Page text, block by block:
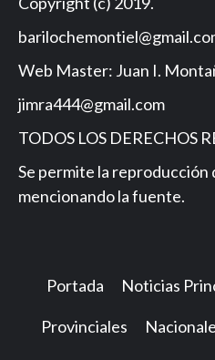
Web Master: Juan I.
jimra444@gmail.com
TODOS LOS DERECHOS
Se permite la reproducción
mencionando la fuente.
Portada Noticias
Provinciales